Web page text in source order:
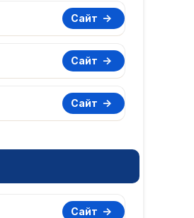
Сайт
Сайт
Сайт
Сайт